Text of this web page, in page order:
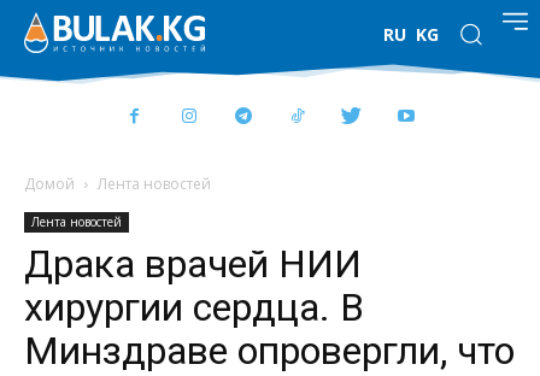
RU KG
Домой Лента новостей
Лента новостей
Драка врачей НИИ
хирургии сердца. В
Минздраве опровергли, что